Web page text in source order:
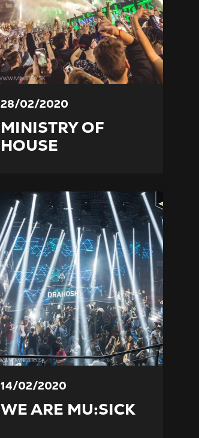
28/02/2020
MINISTRY OF
HOUSE
14/02/2020
WE ARE MU:SICK